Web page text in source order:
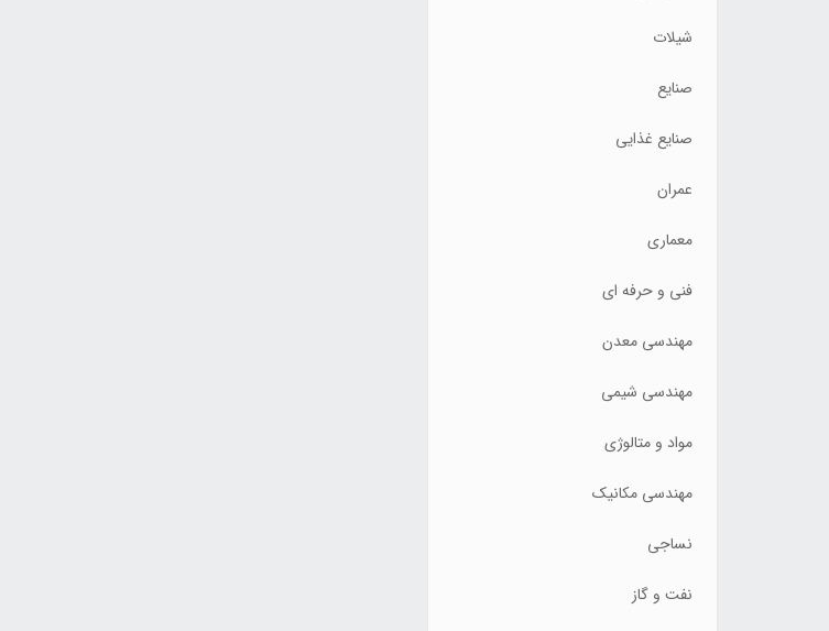
شیلات
صنایع
صنایع غذایی
عمران
معماری
فنی و حرفه ای
مهندسی معدن
مهندسی شیمی
مواد و متالوژی
مهندسی مکانیک
نساجی
نفت و گاز